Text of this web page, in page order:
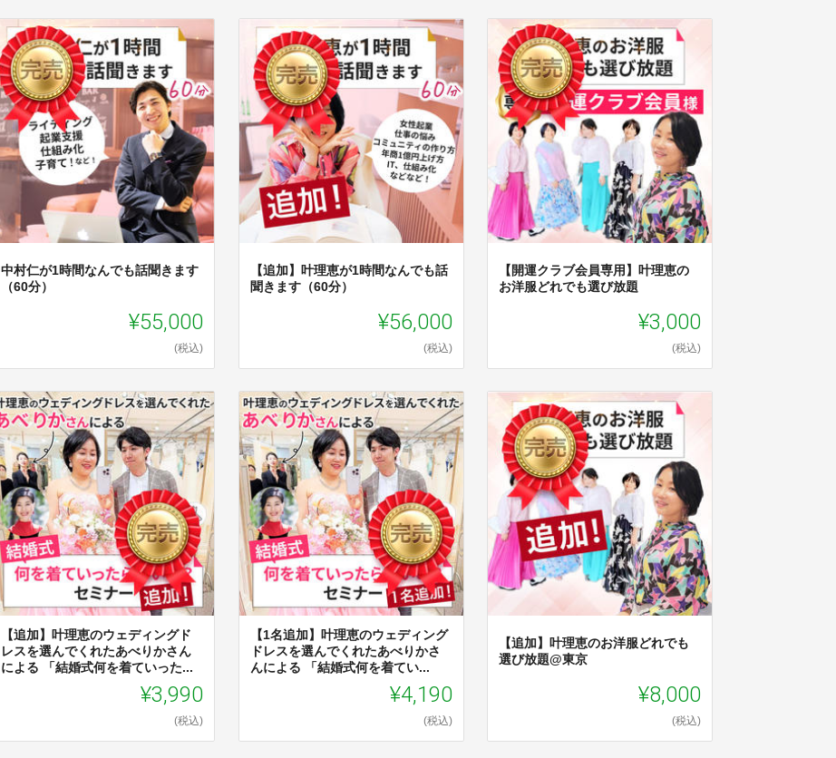
中村仁が1時間なんでも話聞きます
（60分）
¥55,000
(税込)
【追加】叶理恵が1時間なんでも話
聞きます（60分）
¥56,000
(税込)
【開運クラブ会員専用】叶理恵の
お洋服どれでも選び放題
¥3,000
(税込)
【追加】叶理恵のウェディングド
レスを選んでくれたあべりかさん
による 「結婚式何を着ていった...
¥3,990
(税込)
【1名追加】叶理恵のウェディング
ドレスを選んでくれたあべりかさ
んによる 「結婚式何を着てい...
¥4,190
(税込)
【追加】叶理恵のお洋服どれでも
選び放題@東京
¥8,000
(税込)